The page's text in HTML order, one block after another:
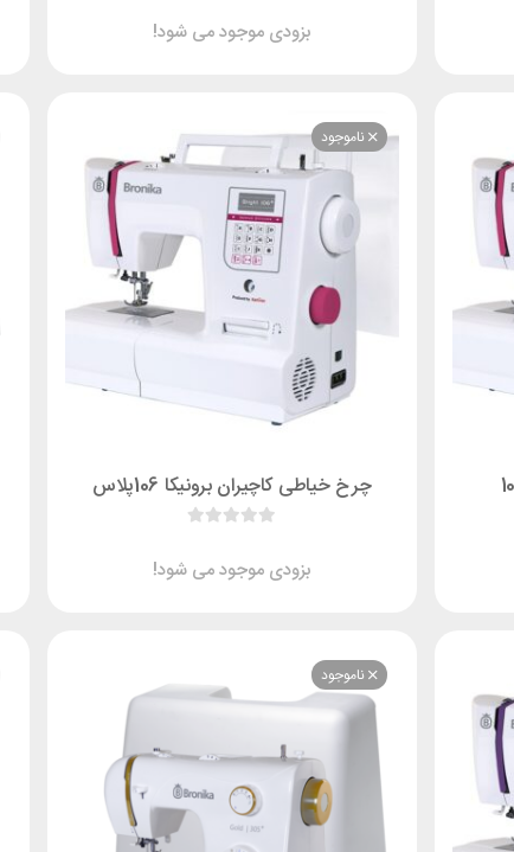
بزودی موجود می شود!
ناموجود
چرخ خیاطی کاچیران برونیکا 106پلاس
بزودی موجود می شود!
ناموجود